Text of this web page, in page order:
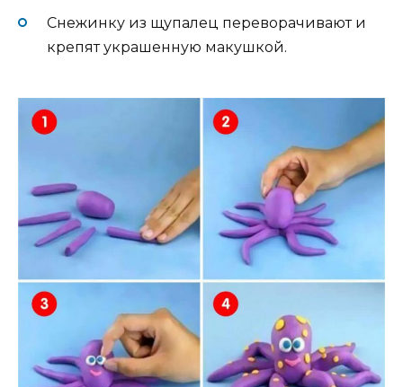
Снежинку из щупалец переворачивают и
крепят украшенную макушкой.